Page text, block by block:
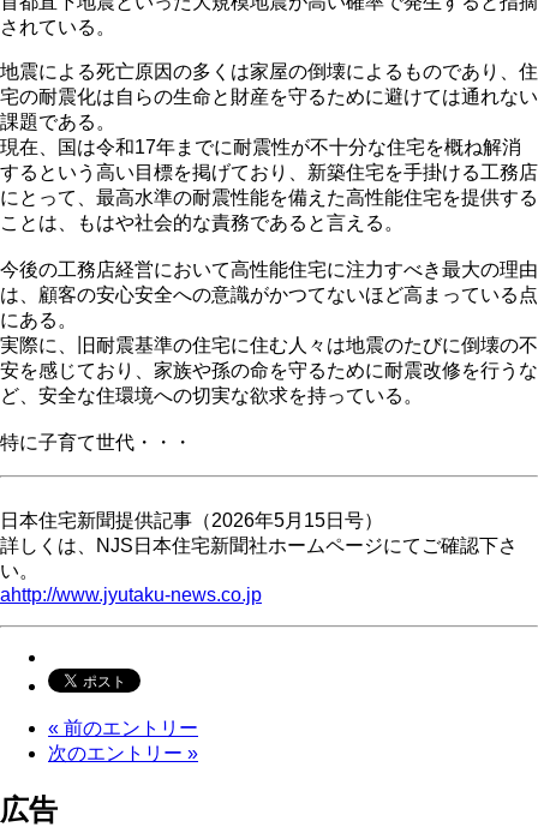
されている。
地震による死亡原因の多くは家屋の倒壊によるものであり、住
宅の耐震化は自らの生命と財産を守るために避けては通れない
課題である。
現在、国は令和17年までに耐震性が不十分な住宅を概ね解消
するという高い目標を掲げており、新築住宅を手掛ける工務店
にとって、最高水準の耐震性能を備えた高性能住宅を提供する
ことは、もはや社会的な責務であると言える。
今後の工務店経営において高性能住宅に注力すべき最大の理由
は、顧客の安心安全への意識がかつてないほど高まっている点
にある。
実際に、旧耐震基準の住宅に住む人々は地震のたびに倒壊の不
安を感じており、家族や孫の命を守るために耐震改修を行うな
ど、安全な住環境への切実な欲求を持っている。
特に子育て世代・・・
日本住宅新聞提供記事（2026年5月15日号）
詳しくは、NJS日本住宅新聞社ホームページにてご確認下さ
い。
ahttp://www.jyutaku-news.co.jp
« 前のエントリー
次のエントリー »
広告